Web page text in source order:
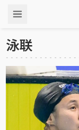
泳联